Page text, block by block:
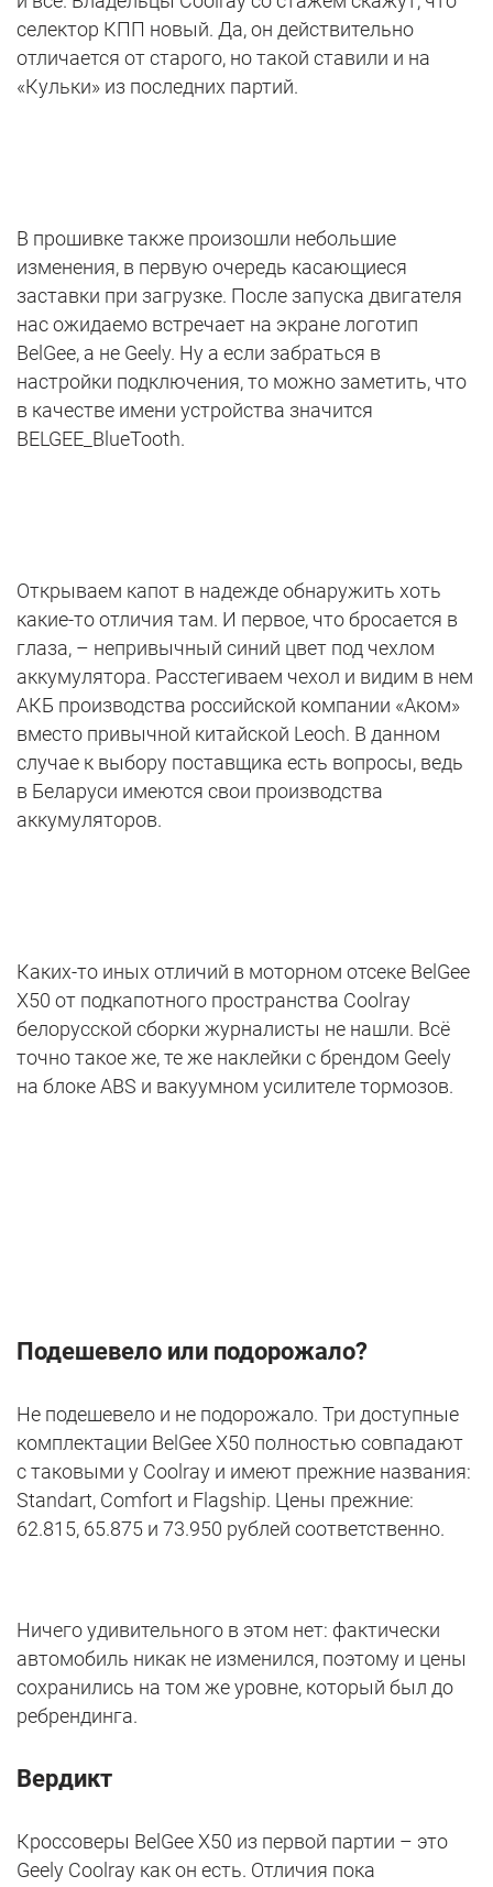
селектор КПП новый. Да, он действительно
отличается от старого, но такой ставили и на
«Кульки» из последних партий.
В прошивке также произошли небольшие
изменения, в первую очередь касающиеся
заставки при загрузке. После запуска двигателя
нас ожидаемо встречает на экране логотип
BelGee, а не Geely. Ну а если забраться в
настройки подключения, то можно заметить, что
в качестве имени устройства значится
BELGEE_BlueTooth.
Открываем капот в надежде обнаружить хоть
какие-то отличия там. И первое, что бросается в
глаза, – непривычный синий цвет под чехлом
аккумулятора. Расстегиваем чехол и видим в нем
АКБ производства российской компании «Аком»
вместо привычной китайской Leoch. В данном
случае к выбору поставщика есть вопросы, ведь
в Беларуси имеются свои производства
аккумуляторов.
Каких-то иных отличий в моторном отсеке BelGee
X50 от подкапотного пространства Coolray
белорусской сборки журналисты не нашли. Всё
точно такое же, те же наклейки с брендом Geely
на блоке ABS и вакуумном усилителе тормозов.
Подешевело или подорожало?
Не подешевело и не подорожало. Три доступные
комплектации BelGee X50 полностью совпадают
с таковыми у Coolray и имеют прежние названия:
Standart, Comfort и Flagship. Цены прежние:
62.815, 65.875 и 73.950 рублей соответственно.
Ничего удивительного в этом нет: фактически
автомобиль никак не изменился, поэтому и цены
сохранились на том же уровне, который был до
ребрендинга.
Вердикт
Кроссоверы BelGee X50 из первой партии – это
Geely Coolray как он есть. Отличия пока